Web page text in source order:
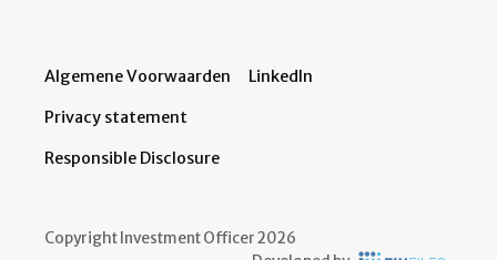
Algemene Voorwaarden
Privacy statement
Responsible Disclosure
LinkedIn
Copyright Investment Officer 2026